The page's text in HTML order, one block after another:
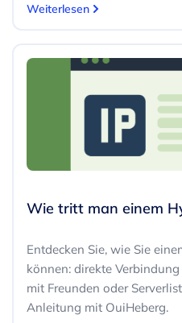
Weiterlesen
Wie tritt man einem
Entdecken Sie, wie Sie
können: direkte
mit Freunden oder
Anleitung mit OuiHeberg.